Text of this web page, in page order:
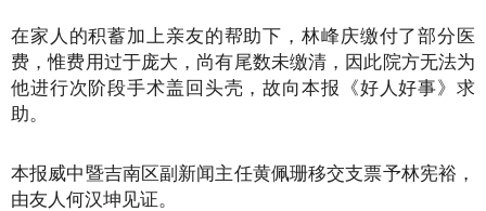
在家人的积蓄加上亲友的帮助下，林峰庆缴付了部分医
费，惟费用过于庞大，尚有尾数未缴清，因此院方无法为
他进行次阶段手术盖回头壳，故向本报《好人好事》求
助。
本报威中暨吉南区副新闻主任黄佩珊移交支票予林宪裕，
由友人何汉坤见证。